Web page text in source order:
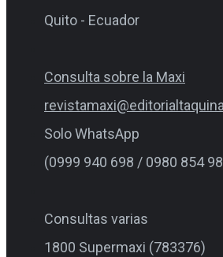
Quito - Ecuador
Consulta sobre la Maxi
Solo WhatsApp
(0999 940 698 / 0980 854
Consultas varias
1800 Supermaxi (783376)